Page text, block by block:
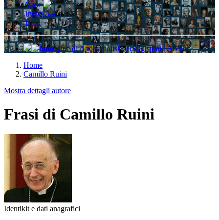
Varie
Indici A-Z
Blog
Registrati / Accedi
Home
Camillo Ruini
Mostra dettagli autore
Frasi di Camillo Ruini
Identikit e dati anagrafici